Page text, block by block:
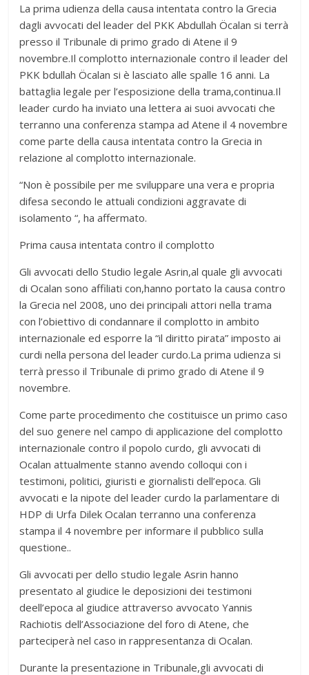
La prima udienza della causa intentata contro la Grecia
dagli avvocati del leader del PKK Abdullah Öcalan si terrà
presso il Tribunale di primo grado di Atene il 9
novembre.Il complotto internazionale contro il leader del
PKK bdullah Öcalan si è lasciato alle spalle 16 anni. La
battaglia legale per l’esposizione della trama,continua.Il
leader curdo ha inviato una lettera ai suoi avvocati che
terranno una conferenza stampa ad Atene il 4 novembre
come parte della causa intentata contro la Grecia in
relazione al complotto internazionale.
“Non è possibile per me sviluppare una vera e propria
difesa secondo le attuali condizioni aggravate di
isolamento “, ha affermato.
Prima causa intentata contro il complotto
Gli avvocati dello Studio legale Asrin,al quale gli avvocati
di Ocalan sono affiliati con,hanno portato la causa contro
la Grecia nel 2008, uno dei principali attori nella trama
con l’obiettivo di condannare il complotto in ambito
internazionale ed esporre la “il diritto pirata” imposto ai
curdi nella persona del leader curdo.La prima udienza si
terrà presso il Tribunale di primo grado di Atene il 9
novembre.
Come parte procedimento che costituisce un primo caso
del suo genere nel campo di applicazione del complotto
internazionale contro il popolo curdo, gli avvocati di
Ocalan attualmente stanno avendo colloqui con i
testimoni, politici, giuristi e giornalisti dell’epoca. Gli
avvocati e la nipote del leader curdo la parlamentare di
HDP di Urfa Dilek Ocalan terranno una conferenza
stampa il 4 novembre per informare il pubblico sulla
questione..
Gli avvocati per dello studio legale Asrin hanno
presentato al giudice le deposizioni dei testimoni
deell’epoca al giudice attraverso avvocato Yannis
Rachiotis dell’Associazione del foro di Atene, che
parteciperà nel caso in rappresentanza di Ocalan.
Durante la presentazione in Tribunale,gli avvocati di